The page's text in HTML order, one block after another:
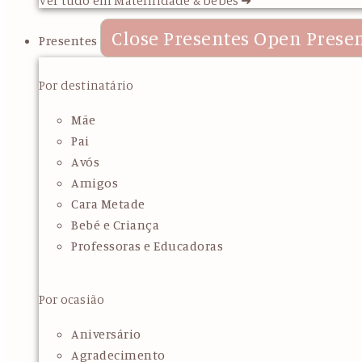
Presentes Close Presentes Open
Por destinatário
Mãe
Pai
Avós
Amigos
Cara Metade
Bebé e Criança
Professoras e Educadoras
Por ocasião
Aniversário
Agradecimento